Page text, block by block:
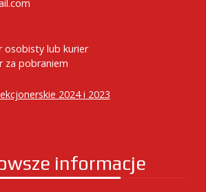
osobisty lub kurier
za pobraniem
2024 i 2023
informacje